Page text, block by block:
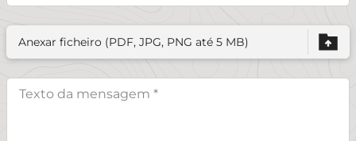
Anexar ficheiro (PDF, JPG, PNG até 5 MB)